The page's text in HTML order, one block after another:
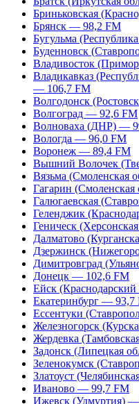
Бриньковская
Брянск — 98,2 FM
Бугульма
Буденновск
Владивосток
Владикавказ
— 106,7 FM
Волгодонск
Волгоград — 92,6 FM
Волноваха (ДНР) —
Вологда — 96,0 FM
Воронеж — 89,4 FM
Вышний Волочек
Вязьма (Смоленская
Гагарин
Галюгаевская
Геленджик
Геническ
Далматово
Дзержинск
Димитровград
Донецк — 102,6 FM
Ейск
Екатеринбург — 93,7
Ессентуки
Железногорск
Жердевка
Задонск (Липецкая
Зеленокумск
Златоуст
Иваново — 99,7 FM
Ижевск (Удмуртия)